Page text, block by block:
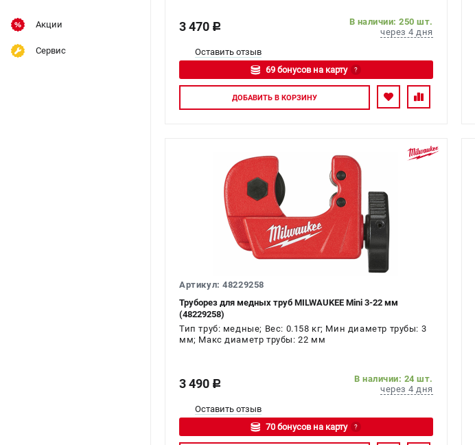
Акции
Сервис
3 470 c
В наличии: 250 шт.
через 4 дня
Оставить отзыв
69 бонусов на карту
?
Авторизуйтесь
ДОБАВИТЬВ КОРЗИНУ
Артикул: 48229258
Труборез для медных труб MILWAUKEE Mini 3-22 мм
(48229258)
Тип труб: медные; Вес: 0.158 кг; Мин диаметр трубы: 3
мм; Макс диаметр трубы: 22 мм
3 490 c
В наличии: 24 шт.
через 4 дня
Оставить отзыв
70 бонусов на карту
?